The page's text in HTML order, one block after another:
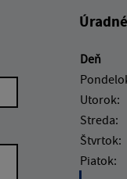
Deň
Utorok:
Streda:
Štvrtok:
Piatok: